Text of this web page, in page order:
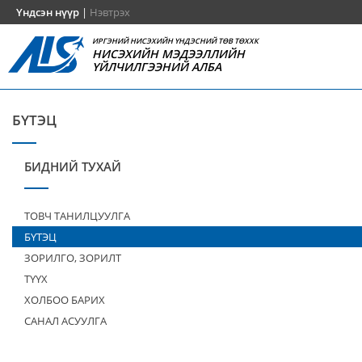
Үндсэн нүүр | Нэвтрэх
ИРГЭНИЙ НИСЭХИЙН ҮНДЭСНИЙ ТӨВ ТӨХХК
НИСЭХИЙН МЭДЭЭЛЛИЙН
ҮЙЛЧИЛГЭЭНИЙ АЛБА
БҮТЭЦ
БИДНИЙ ТУХАЙ
ТОВЧ ТАНИЛЦУУЛГА
БҮТЭЦ
ЗОРИЛГО, ЗОРИЛТ
ТҮҮХ
ХОЛБОО БАРИХ
САНАЛ АСУУЛГА